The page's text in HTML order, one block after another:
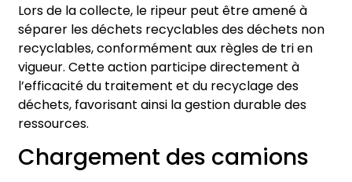
Lors de la collecte, le ripeur peut être amené à
séparer les déchets recyclables des déchets non
recyclables, conformément aux règles de tri en
vigueur. Cette action participe directement à
l’efficacité du traitement et du recyclage des
déchets, favorisant ainsi la gestion durable des
ressources.
Chargement des camions